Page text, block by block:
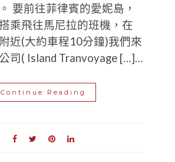
要前往菲律賓的愛妮島，
乘飛往馬尼拉的班機，在
近(大約車程10分鐘)我們來
司( Island Tranvoyage […]…
Continue Reading